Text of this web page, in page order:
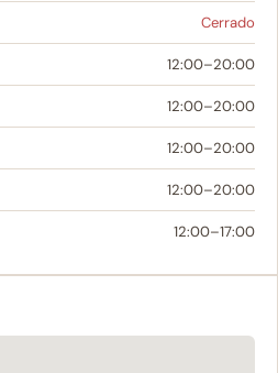
Cerrado
12:00–20:00
12:00–20:00
12:00–20:00
12:00–20:00
12:00–17:00